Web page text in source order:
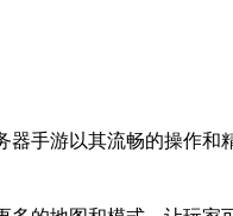
手游以其流畅的操作和